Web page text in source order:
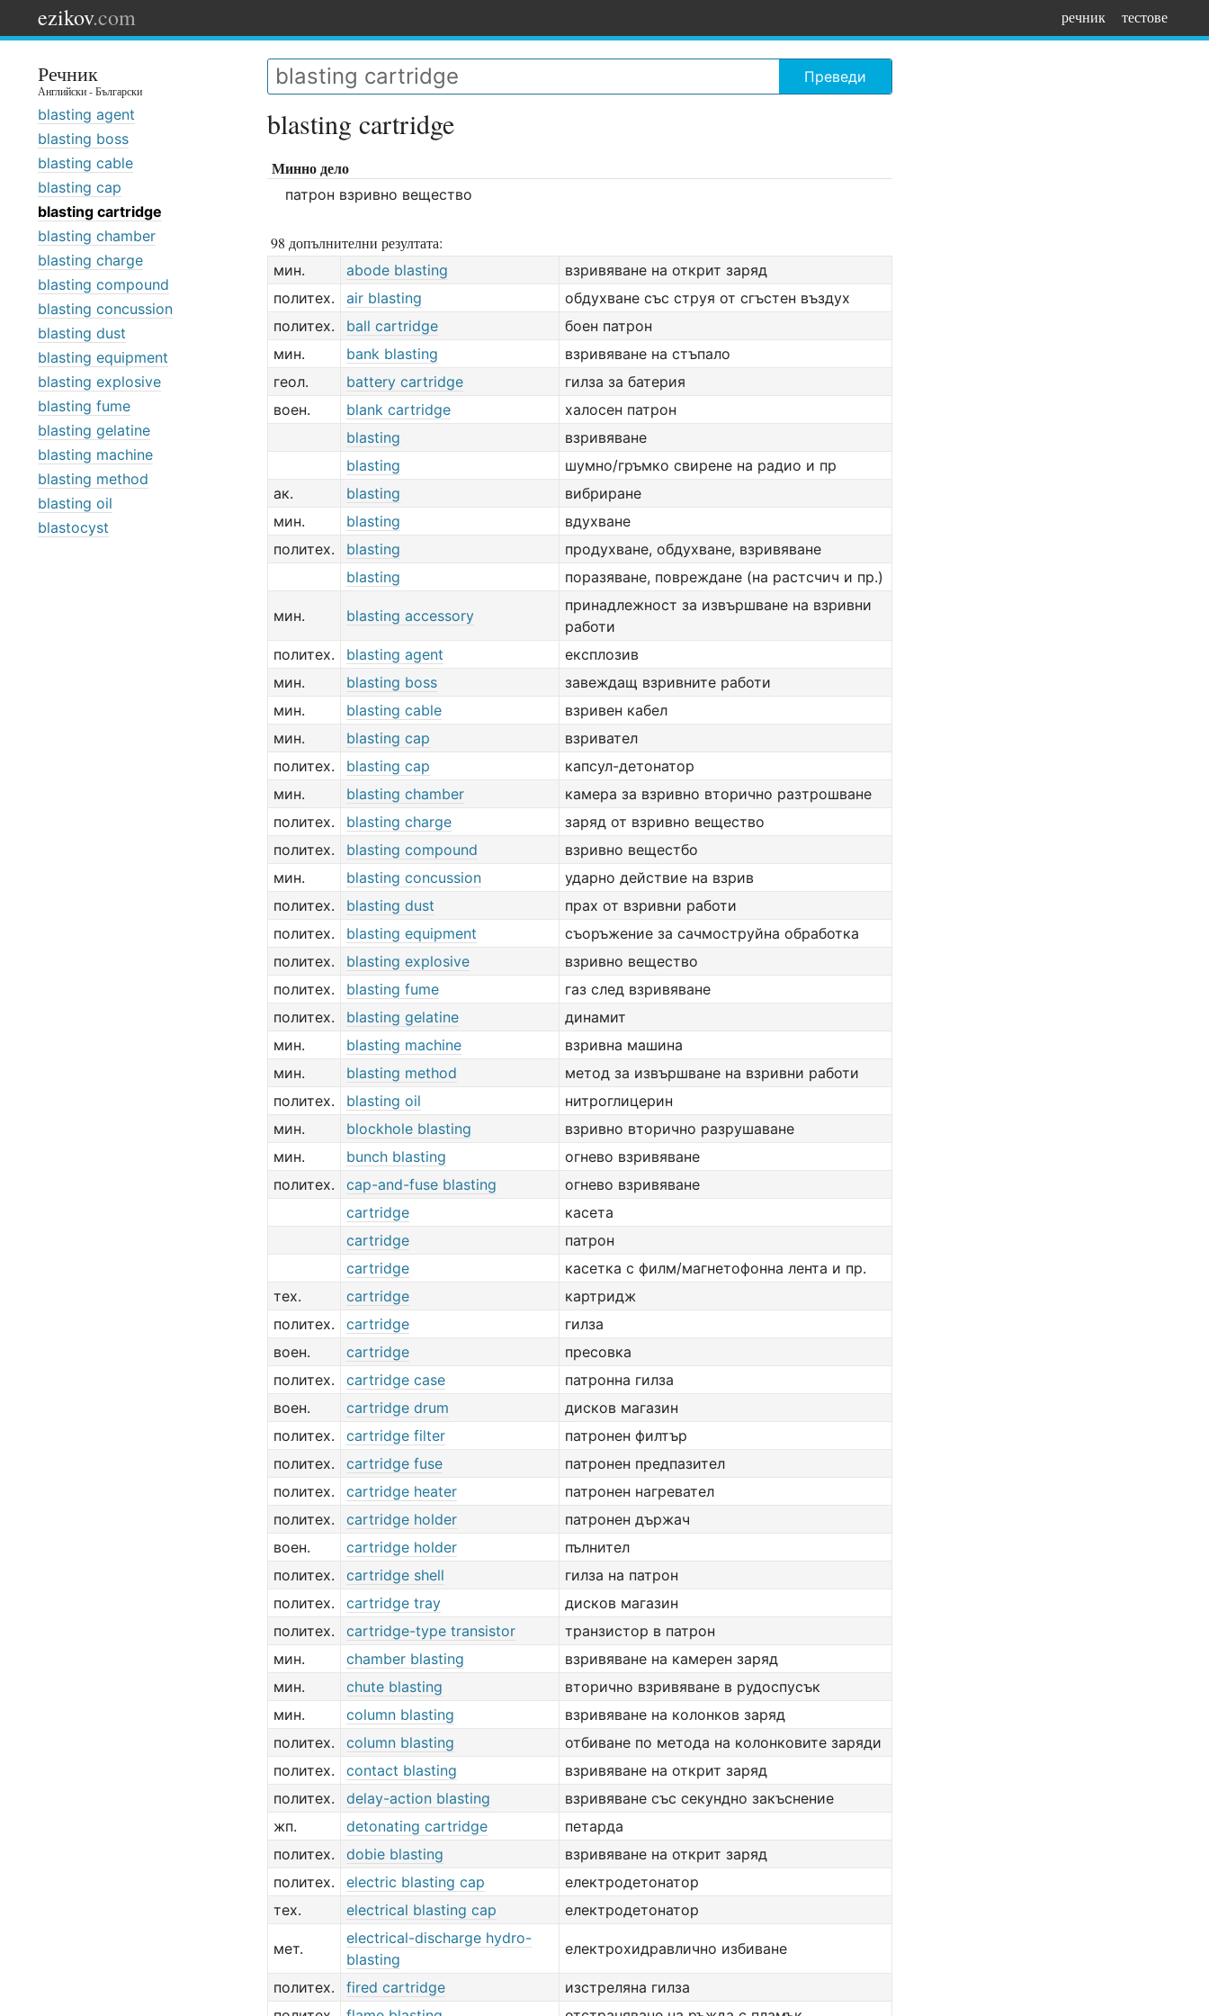
ezikov.com речник тестове
Речник
Английски - Български
blasting agent
blasting boss
blasting cable
blasting cap
blasting cartridge
blasting chamber
blasting charge
blasting compound
blasting concussion
blasting dust
blasting equipment
blasting explosive
blasting fume
blasting gelatine
blasting machine
blasting method
blasting oil
blastocyst
Преведи
blasting cartridge
Минно дело
патрон взривно вещество
98 допълнителни резултата:
мин. abode blasting
взривяване на открит заряд
политех.
air blasting
обдухване със струя от сгъстен въздух
политех.
ball cartridge
боен патрон
мин.
bank blasting
взривяване на стъпало
геол.
battery cartridge
гилза за батерия
воен.
blank cartridge
халосен патрон
blasting
взривяване
blasting
шумно/гръмко свирене на радио и пр
ак.
blasting
вибриране
мин.
blasting
вдухване
политех.
blasting
продухване, обдухване, взривяване
blasting
поразяване, повреждане (на растсчич и пр.)
мин. blasting accessory
принадлежност за извършване на взривни
работи
политех.
blasting agent
експлозив
мин.
blasting boss
завеждащ взривните работи
мин.
blasting cable
взривен кабел
мин.
blasting cap
взривател
политех.
blasting cap
капсул-детонатор
мин.
blasting chamber
камера за взривно вторично разтрошване
политех.
blasting charge
заряд от взривно вещество
политех.
blasting compound
взривно вещестбо
мин.
blasting concussion
ударно действие на взрив
политех.
blasting dust
прах от взривни работи
политех.
blasting equipment
съоръжение за сачмоструйна обработка
политех.
blasting explosive
взривно вещество
политех.
blasting fume
газ след взривяване
политех.
blasting gelatine
динамит
мин.
blasting machine
взривна машина
мин.
blasting method
метод за извършване на взривни работи
политех.
blasting oil
нитроглицерин
мин.
blockhole blasting
взривно вторично разрушаване
мин.
bunch blasting
огнево взривяване
политех.
cap-and-fuse blasting
огнево взривяване
cartridge
касета
cartridge
патрон
cartridge
касетка с филм/магнетофонна лента и пр.
тех.
cartridge
картридж
политех.
cartridge
гилза
воен.
cartridge
пресовка
политех.
cartridge case
патронна гилза
воен.
cartridge drum
дисков магазин
политех.
cartridge filter
патронен филтър
политех.
cartridge fuse
патронен предпазител
политех.
cartridge heater
патронен нагревател
политех.
cartridge holder
патронен държач
воен.
cartridge holder
пълнител
политех.
cartridge shell
гилза на патрон
политех.
cartridge tray
дисков магазин
политех.
cartridge-type transistor
транзистор в патрон
мин.
chamber blasting
взривяване на камерен заряд
мин.
chute blasting
вторично взривяване в рудоспусък
мин.
column blasting
взривяване на колонков заряд
политех.
column blasting
отбиване по метода на колонковите заряди
политех.
contact blasting
взривяване на открит заряд
политех.
delay-action blasting
взривяване със секундно закъснение
жп.
detonating cartridge
петарда
политех.
dobie blasting
взривяване на открит заряд
политех.
electric blasting cap
електродетонатор
тех.
electrical blasting cap електродетонатор
мет.
electrical-discharge hydro-
blasting
електрохидравлично избиване
политех. fired cartridge
изстреляна гилза